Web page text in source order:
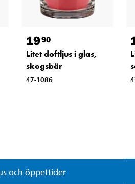
1990
Litet doftljus i glas,
skogsbär
47-1086
och öppettider